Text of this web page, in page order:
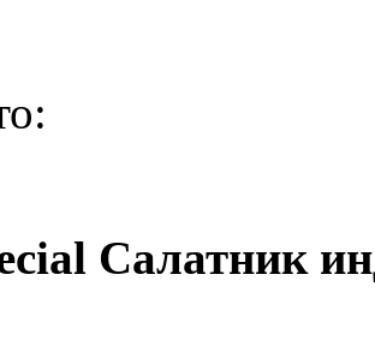
Салатник